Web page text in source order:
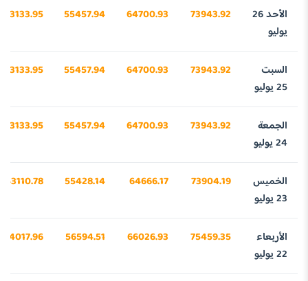
الأحد 26
يوليو
73943.92
64700.93
55457.94
43133.95
السبت
25 يوليو
73943.92
64700.93
55457.94
43133.95
الجمعة
24 يوليو
73943.92
64700.93
55457.94
43133.95
الخميس
23 يوليو
73904.19
64666.17
55428.14
43110.78
الأربعاء
22 يوليو
75459.35
66026.93
56594.51
44017.96